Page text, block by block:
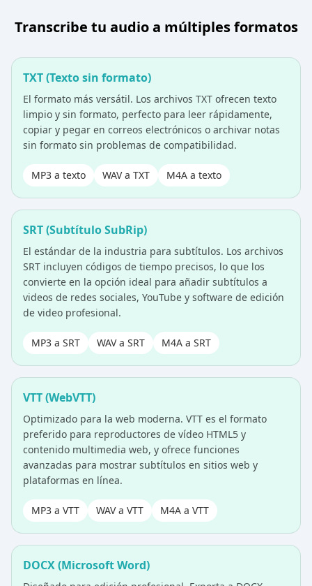
Transcribe tu audio a múltiples formatos
TXT (Texto sin formato)
El formato más versátil. Los archivos TXT ofrecen texto
limpio y sin formato, perfecto para leer rápidamente,
copiar y pegar en correos electrónicos o archivar notas
sin formato sin problemas de compatibilidad.
MP3 a texto WAV a TXT M4A a texto
SRT (Subtítulo SubRip)
El estándar de la industria para subtítulos. Los archivos
SRT incluyen códigos de tiempo precisos, lo que los
convierte en la opción ideal para añadir subtítulos a
videos de redes sociales, YouTube y software de edición
de video profesional.
MP3 a SRT WAV a SRT M4A a SRT
VTT (WebVTT)
Optimizado para la web moderna. VTT es el formato
preferido para reproductores de vídeo HTML5 y
contenido multimedia web, y ofrece funciones
avanzadas para mostrar subtítulos en sitios web y
plataformas en línea.
MP3 a VTT WAV a VTT M4A a VTT
DOCX (Microsoft Word)